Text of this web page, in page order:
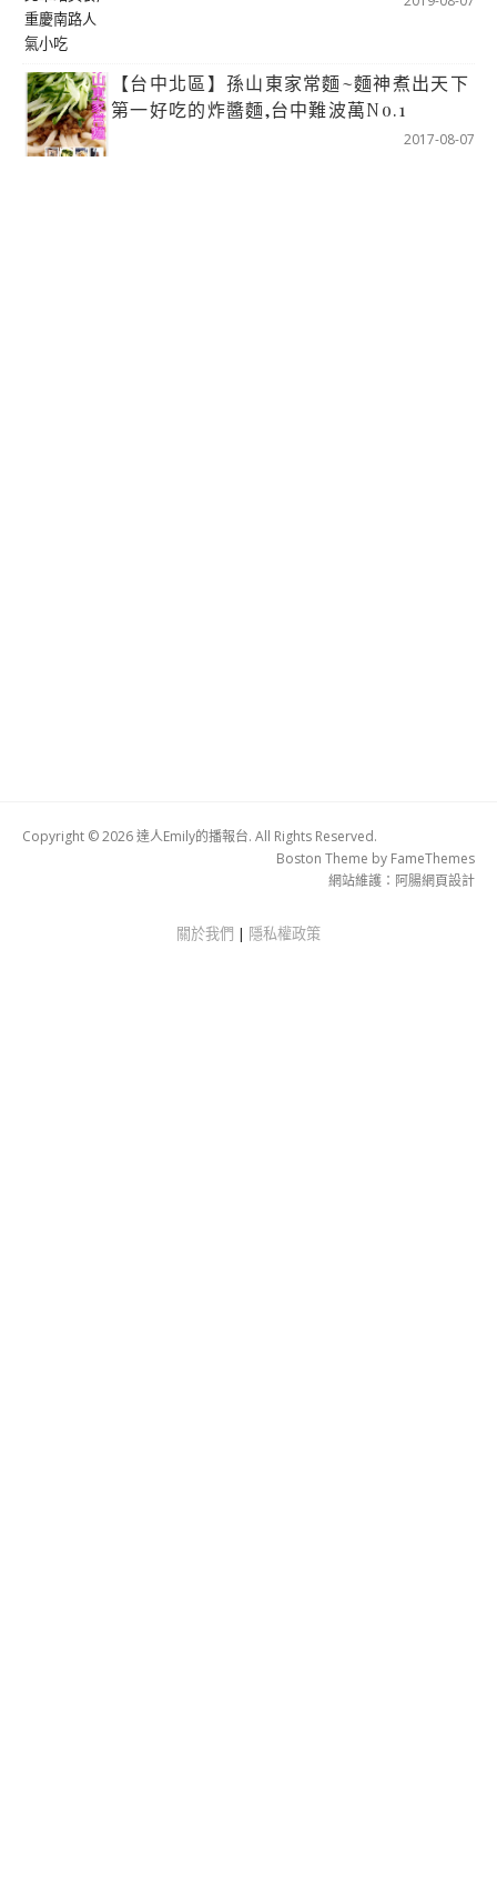
【台中北區】孫山東家常麵~麵神煮出天下
第一好吃的炸醬麵,台中難波萬No.1
2017-08-07
Copyright © 2026 達人Emily的播報台. All Rights Reserved.
Boston Theme by FameThemes
網站維護： 阿腸網頁設計
關於我們 | 隱私權政策